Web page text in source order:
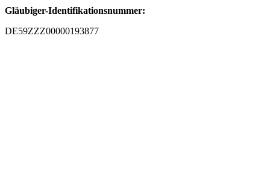
Gläubiger-Identifikationsnummer:
DE59ZZZ00000193877